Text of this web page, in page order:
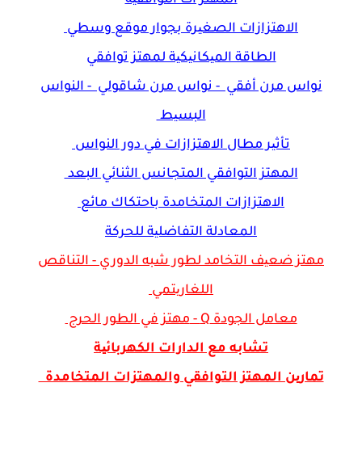
الاهتزازات الصغیرة بجوار موقع وسطي
الطاقة المیكانیكیة لمهتز توافقي
نواس مرن أفقي - نواس مرن شاقولي - النواس
البسیط
تأثیر مطال الاهتزازات في دور النواس
المهتز التوافقي المتجانس الثنائي البعد
الاهتزازات المتخامدة باحتكاك مائع
المعادلة التفاضلیة للحركة
مهتز ضعیف التخامد لطور شبه الدوري -التناقص
اللغاریتمي
معامل الجودة Q -
مهتز في الطور الحرج
تشابه مع الدارات الكهربائیة
تمارین المهتز التوافقي والمهتزات المتخامدة